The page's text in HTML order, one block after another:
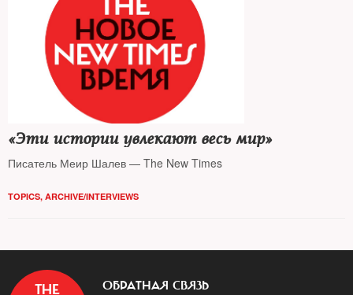
«Эти истории увлекают весь мир»
Писатель Меир Шалев — The New Times
TOPICS, ARCHIVE/INTERVIEWS
ОБРАТНАЯ СВЯЗЬ